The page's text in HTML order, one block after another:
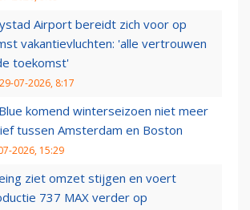
Airport bereidt zich voor op
vakantievluchten: 'alle vertrouwen
toekomst'
29-07-2026, 8:17
komend winterseizoen niet meer
tussen Amsterdam en Boston
2026, 15:29
ziet omzet stijgen en voert
737 MAX verder op